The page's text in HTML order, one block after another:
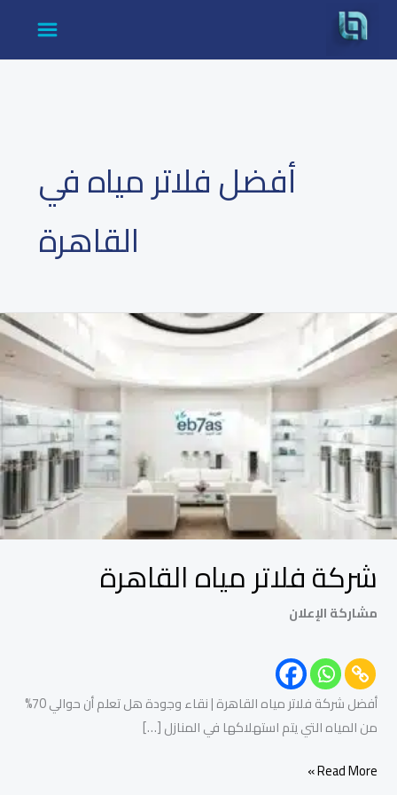
أفضل فلاتر مياه في
القاهرة
شركة فلاتر مياه القاهرة
مشاركة الإعلان
أفضل شركة فلاتر مياه القاهرة | نقاء وجودة هل تعلم أن حوالي 70%
من المياه التي يتم استهلاكها في المنازل […]
شركة
فلاتر
مياه
القاهرة
Read More »